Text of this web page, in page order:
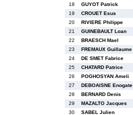
18
GUYOT Patrick
19
CROUET Esus
20
RIVIERE Philippe
21
GUINEBAULT Loan
22
BRAESCH Mael
23
FREMAUX Guillaume
24
DE SMET Fabrice
25
CHATARD Patrice
26
POGHOSYAN Ameli
27
DEBOAISNE Enogate
28
BERNARD Denis
29
MAZALTO Jacques
30
SABEL Julien